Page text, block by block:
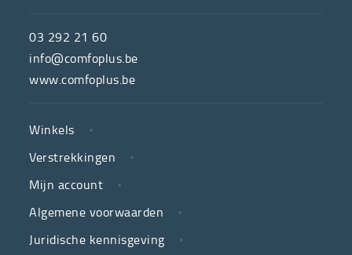
de
hulpmiddelenwinkel
van
neutrale
ziekenfondsen,
is
partner
in
03 292 21 60
info@comfoplus.be
www.comfoplus.be
LINKS
Winkels
Verstrekkingen
Mijn account
Algemene voorwaarden
Juridische kennisgeving